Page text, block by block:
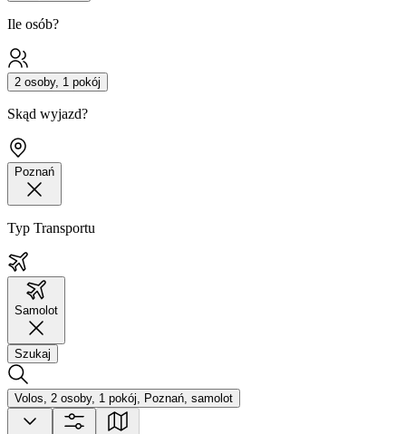
Ile osób?
2 osoby, 1 pokój
Skąd wyjazd?
Poznań
Typ Transportu
Samolot
Szukaj
Volos, 2 osoby, 1 pokój, Poznań, samolot